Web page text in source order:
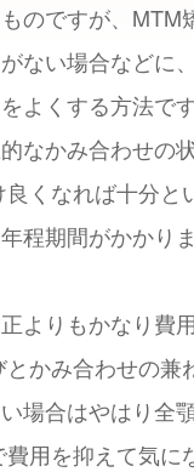
のですが、
ない場合などに、
よくする方法です
なかみ合わせの
くなれば十分と
程期間がかかり
よりもかなり費
かみ合わせの兼
場合はやはり全
用を抑えて気に